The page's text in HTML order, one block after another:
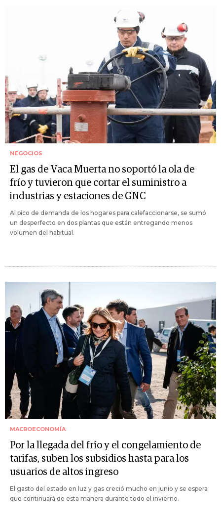
NEGOCIOS
El gas de Vaca Muerta no soportó la ola de
frío y tuvieron que cortar el suministro a
industrias y estaciones de GNC
Al pico de demanda de los hogares para calefaccionarse, se sumó
un desperfecto en dos plantas que están entregando menos
volumen del habitual.
MACROECONOMÍA
Por la llegada del frío y el congelamiento de
tarifas, suben los subsidios hasta para los
usuarios de altos ingreso
El gasto del estado en luz y gas creció mucho en junio y se espera
que continuará de esta manera durante todo el invierno.